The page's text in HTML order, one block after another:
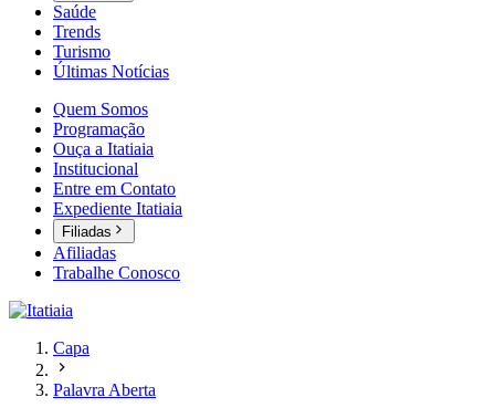
Saúde
Trends
Turismo
Últimas Notícias
Quem Somos
Programação
Ouça a Itatiaia
Institucional
Entre em Contato
Expediente Itatiaia
Filiadas
Afiliadas
Trabalhe Conosco
Capa
Palavra Aberta